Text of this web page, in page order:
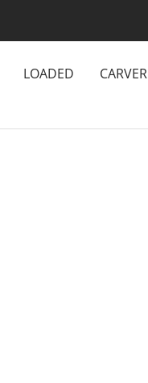
CARVER
LOADED